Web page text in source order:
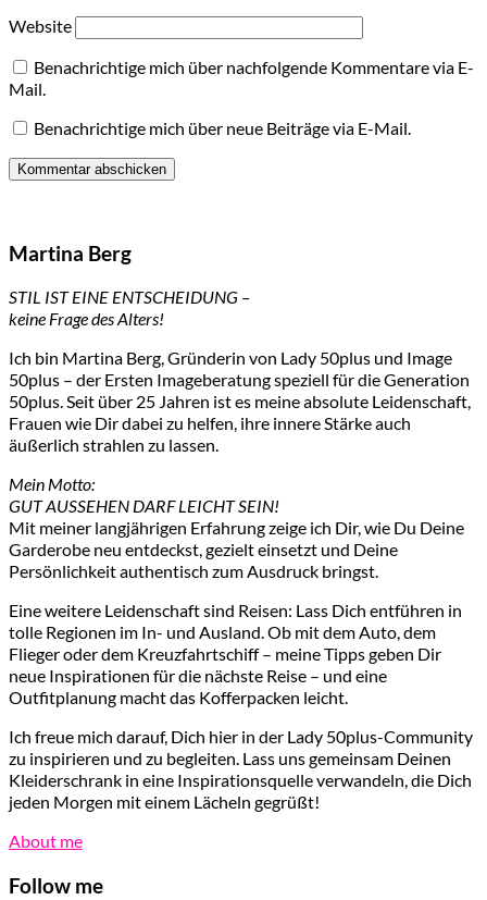
Website
Benachrichtige mich über nachfolgende Kommentare via E-
Mail.
Benachrichtige mich über neue Beiträge via E-Mail.
Martina Berg
STIL IST EINE ENTSCHEIDUNG –
keine Frage des Alters!
Ich bin Martina Berg, Gründerin von Lady 50plus und Image
50plus – der Ersten Imageberatung speziell für die Generation
50plus. Seit über 25 Jahren ist es meine absolute Leidenschaft,
Frauen wie Dir dabei zu helfen, ihre innere Stärke auch
äußerlich strahlen zu lassen.
Mein Motto:
GUT AUSSEHEN DARF LEICHT SEIN!
Mit meiner langjährigen Erfahrung zeige ich Dir, wie Du Deine
Garderobe neu entdeckst, gezielt einsetzt und Deine
Persönlichkeit authentisch zum Ausdruck bringst.
Eine weitere Leidenschaft sind Reisen: Lass Dich entführen in
tolle Regionen im In- und Ausland. Ob mit dem Auto, dem
Flieger oder dem Kreuzfahrtschiff – meine Tipps geben Dir
neue Inspirationen für die nächste Reise – und eine
Outfitplanung macht das Kofferpacken leicht.
Ich freue mich darauf, Dich hier in der Lady 50plus-Community
zu inspirieren und zu begleiten. Lass uns gemeinsam Deinen
Kleiderschrank in eine Inspirationsquelle verwandeln, die Dich
jeden Morgen mit einem Lächeln gegrüßt!
About me
Follow me